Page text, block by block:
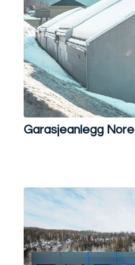
Garasjeanlegg Nore I